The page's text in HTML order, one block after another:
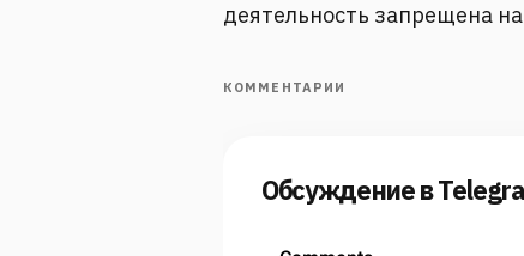
деятельность запрещена
КОММЕНТАРИИ
Обсуждение в